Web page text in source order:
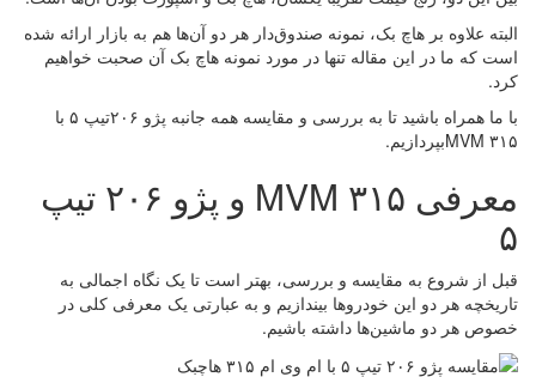
البته علاوه بر هاچ ‌بک، نمونه صندوق‌دار هر دو آن‌ها هم به بازار ارائه شده
است که ما در این مقاله تنها در مورد نمونه هاچ‌ بک آن صحبت خواهیم
کرد.
با ما همراه باشید تا به بررسی و مقایسه همه جانبه پژو ۲۰۶تیپ ۵ با
MVM ۳۱۵بپردازیم.
معرفی MVM ۳۱۵ و پژو ۲۰۶ تیپ
قبل از شروع به مقایسه و بررسی، بهتر است تا یک نگاه اجمالی به
تاریخچه هر دو این خودروها بیندازیم و به عبارتی یک معرفی کلی در
خصوص هر دو ماشین‌ها داشته باشیم.